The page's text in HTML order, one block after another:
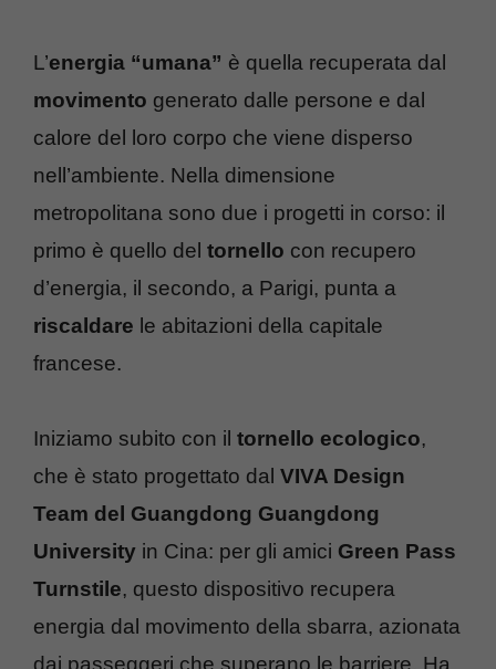
L’energia “umana” è quella recuperata dal
movimento generato dalle persone e dal
calore del loro corpo che viene disperso
nell’ambiente. Nella dimensione
metropolitana sono due i progetti in corso: il
primo è quello del tornello con recupero
d’energia, il secondo, a Parigi, punta a
riscaldare le abitazioni della capitale
francese.
Iniziamo subito con il tornello ecologico,
che è stato progettato dal VIVA Design
Team del Guangdong Guangdong
University in Cina: per gli amici Green Pass
Turnstile, questo dispositivo recupera
energia dal movimento della sbarra, azionata
dai passeggeri che superano le barriere. Ha